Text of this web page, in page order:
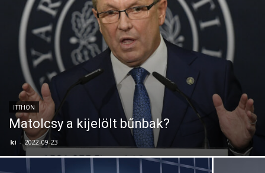
ITTHON
Matolcsy a kijelölt bűnbak?
ki - 2022-09-23